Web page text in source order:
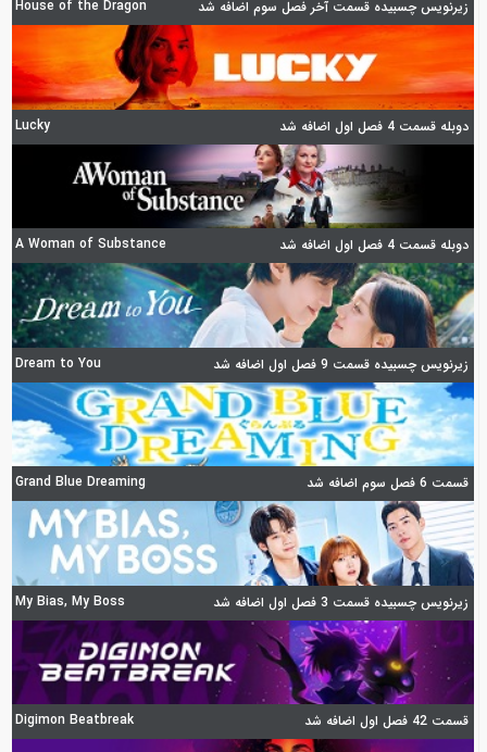
زیرنویس چسبیده قسمت آخر فصل سوم اضافه شد House of the Dragon
دوبله قسمت 4 فصل اول اضافه شد Lucky
دوبله قسمت 4 فصل اول اضافه شد A Woman of Substance
زیرنویس چسبیده قسمت 9 فصل اول اضافه شد Dream to You
قسمت 6 فصل سوم اضافه شد Grand Blue Dreaming
زیرنویس چسبیده قسمت 3 فصل اول اضافه شد My Bias, My Boss
قسمت 42 فصل اول اضافه شد Digimon Beatbreak